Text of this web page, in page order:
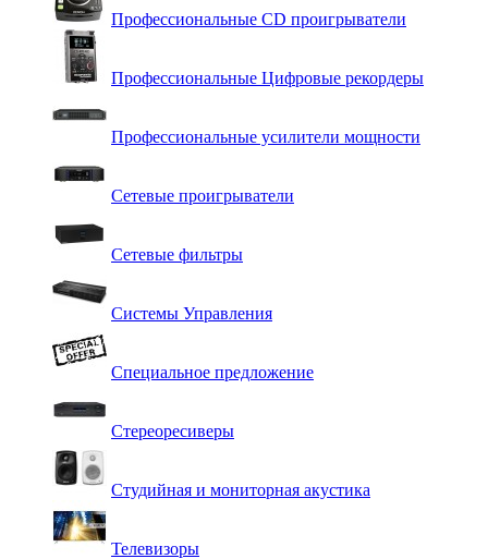
Профессиональные СD проигрыватели
Профессиональные Цифровые рекордеры
Профессиональные усилители мощности
Сетевые проигрыватели
Сетевые фильтры
Системы Управления
Специальное предложение
Стереоресиверы
Студийная и мониторная акустика
Телевизоры